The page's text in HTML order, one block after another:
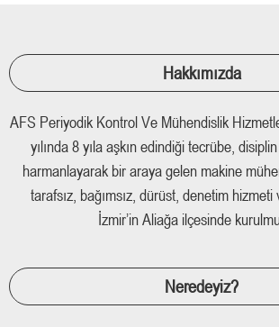
Hakkımızda
AFS Periyodik Kontrol Ve Mühendislik
yılında 8 yıla aşkın edindiği tecrübe,
harmanlayarak bir araya gelen makine
tarafsız, bağımsız, dürüst, denetim hizmeti
İzmir’in Aliağa ilçesinde
Neredeyiz?